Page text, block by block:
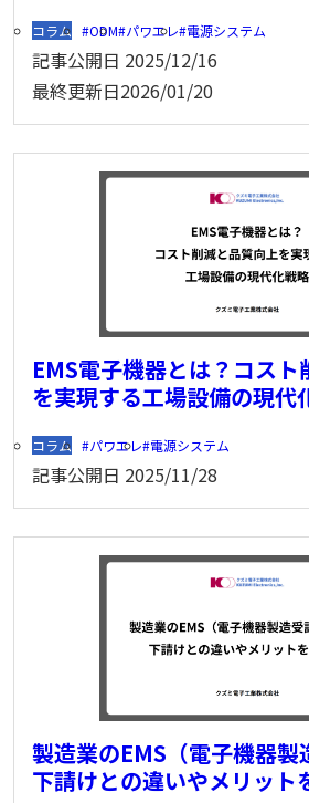
コラム ODM パワエレ 電源システム
記事公開日 2025/12/16
最終更新日2026/01/20
EMS電子機器とは？コス
を実現する工場設備の現代
コラム パワエレ 電源システム
記事公開日 2025/11/28
製造業のEMS（電子機器製
下請けとの違いやメリット